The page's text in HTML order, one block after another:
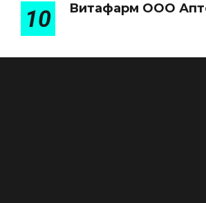
10 Витафарм ООО